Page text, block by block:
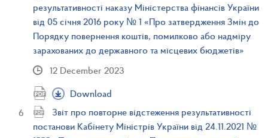
результативності наказу Міністерства фінансів України
від 05 січня 2016 року № 1 «Про затвердження Змін до
Порядку повернення коштів, помилково або надміру
зарахованих до державного та місцевих бюджетів»
12 December 2023
Download
Звіт про повторне відстеження результативності
постанови Кабінету Міністрів України від 24.11.2021 №